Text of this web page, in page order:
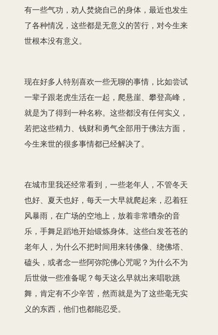
有一些气功，劝人焚烧自己的身体，最近也发生
了各种情况，这些都是无意义的苦行，对今生来
世根本没有意义。
现在好多人特别喜欢一些无聊的事情，比如尝试
一辈子跟老虎生活在一起，爬悬崖、攀登高峰，
就是为了得到一种名称。这些都没有任何实义，
若把这些精力、钱财和勇气全部用于佛法方面，
今生来世的很多事情都已经解决了。
在城市里我还经常看到，一些老年人，不管冬天
也好、夏天也好，每天一大早就爬起来，忍着狂
风暴雨，在广场的空地上，放着非常嘈杂的音
乐，手舞足蹈地开始锻炼身体。这些白发苍苍的
老年人，为什么不把时间用来转佛像、绕佛塔、
磕头，或者念一些阿弥陀佛心咒呢？为什么不为
后世做一些准备呢？每天这么早就出来唱歌跳
舞，肯定有不少辛苦，然而就是为了这些毫无实
义的东西，他们也都能忍受。